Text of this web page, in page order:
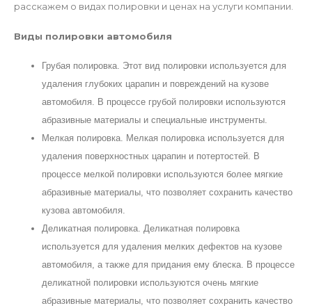
расскажем о видах полировки и ценах на услуги компании.
Виды полировки автомобиля
Грубая полировка. Этот вид полировки используется для
удаления глубоких царапин и повреждений на кузове
автомобиля. В процессе грубой полировки используются
абразивные материалы и специальные инструменты.
Мелкая полировка. Мелкая полировка используется для
удаления поверхностных царапин и потертостей. В
процессе мелкой полировки используются более мягкие
абразивные материалы, что позволяет сохранить качество
кузова автомобиля.
Деликатная полировка. Деликатная полировка
используется для удаления мелких дефектов на кузове
автомобиля, а также для придания ему блеска. В процессе
деликатной полировки используются очень мягкие
абразивные материалы, что позволяет сохранить качество